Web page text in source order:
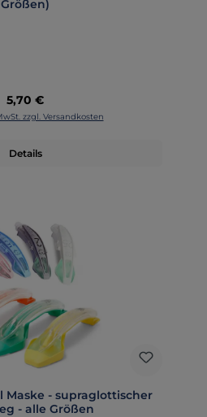
Größen)
Regulärer Preis:
5,70 €
zzgl. Versandkosten
Details
Maske - supraglottischer
- alle Größen